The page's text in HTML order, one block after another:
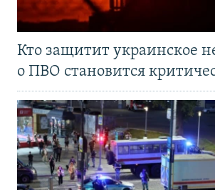
Кто защитит украинское
о ПВО становится